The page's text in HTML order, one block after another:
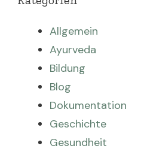
Allgemein
Ayurveda
Bildung
Blog
Dokumentation
Geschichte
Gesundheit